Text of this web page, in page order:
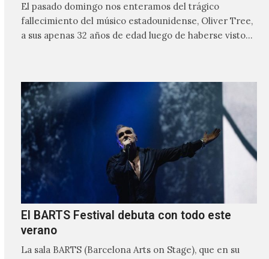
El pasado domingo nos enteramos del trágico
fallecimiento del músico estadounidense, Oliver Tree,
a sus apenas 32 años de edad luego de haberse visto
El BARTS Festival debuta con todo este
verano
La sala BARTS (Barcelona Arts on Stage), que en su